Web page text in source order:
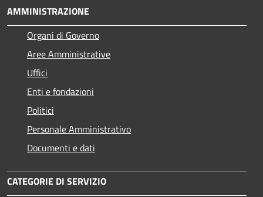
AMMINISTRAZIONE
Organi di Governo
Aree Amministrative
Uffici
Enti e fondazioni
Politici
Personale Amministrativo
Documenti e dati
CATEGORIE DI SERVIZIO